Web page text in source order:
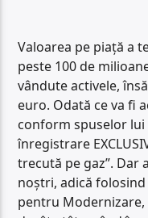
Valoarea pe piață a
peste 100 de
vândute activele,
euro. Odată ce va fi
conform spuselor
înregistrare
trecută pe gaz”. Dar
noștri, adică
pentru